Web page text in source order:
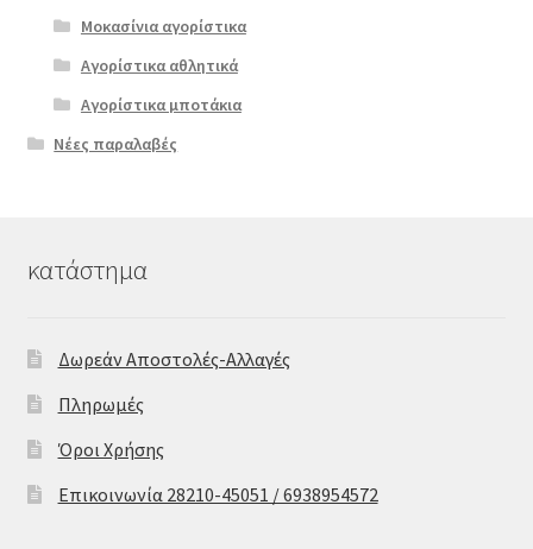
Μοκασίνια αγορίστικα
Αγορίστικα αθλητικά
Αγορίστικα μποτάκια
Νέες παραλαβές
κατάστημα
Δωρεάν Αποστολές-Αλλαγές
Πληρωμές
Όροι Χρήσης
Επικοινωνία 28210-45051 / 6938954572